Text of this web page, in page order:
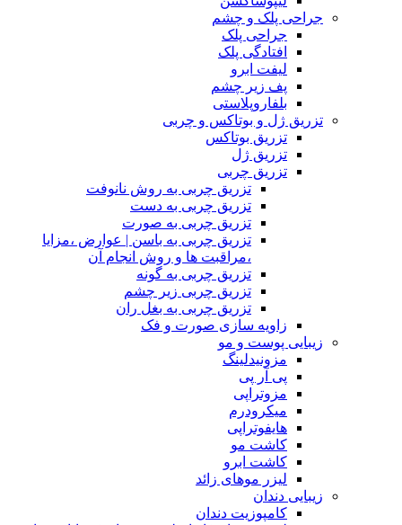
جراحی پلک و چشم
جراحی پلک
افتادگی پلک
لیفت ابرو
پف زیر چشم
بلفاروپلاستی
تزریق ژل و بوتاکس و چربی
تزریق بوتاکس
تزریق ژل
تزریق چربی
تزریق چربی به روش نانوفت
تزریق چربی به دست
تزریق چربی به صورت
تزریق چربی به باسن | عوارض ،مزایا
،مراقبت ها و روش انجام آن
تزریق چربی به گونه
تزریق چربی زیر چشم
تزریق چربی به بغل ران
زاویه سازی صورت و فک
زیبایی پوست و مو
مزونیدلینگ
پی آر پی
مزوتراپی
میکرودرم
هایفوتراپی
کاشت مو
کاشت ابرو
لیزر موهای زائد
زیبایی دندان
کامپوزیت دندان